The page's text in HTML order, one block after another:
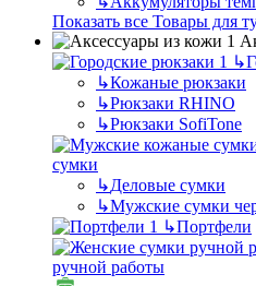
Показать все Товары для
↳
↳Кожаные рюкзаки
↳Рюкзаки RHINO
↳Рюкзаки SofiTone
сумки
↳Деловые сумки
↳Мужские сумки
↳Портфели
ручной работы